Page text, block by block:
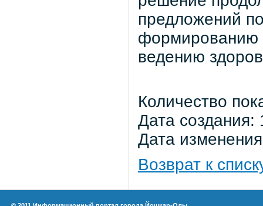
предложений
формированию
ведению
Количество
Дата
Дата
Возврат к